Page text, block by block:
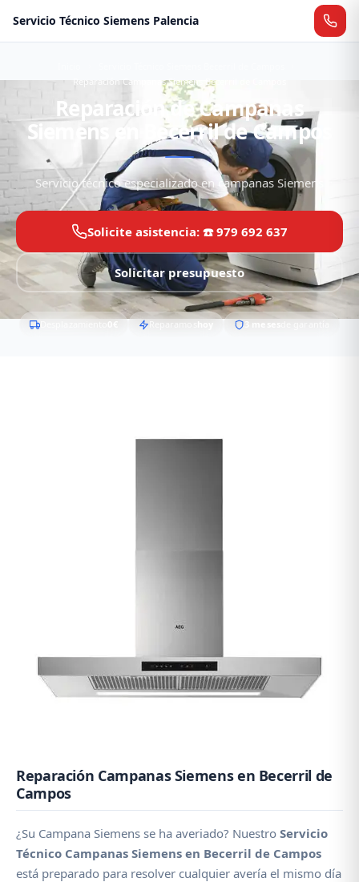
Servicio Técnico Siemens Palencia
Reparación Campanas Siemens Becerril de Campos
Reparación de Campanas
Siemens en Becerril de Campos
Servicio técnico especializado en campanas Siemens
Solicite asistencia: ☎️ 979 692 637
Solicitar presupuesto
Desplazamiento 0€ Reparamos hoy 3 mesesde garantía
Reparación Campanas Siemens en Becerril de
Campos
¿Su Campana Siemens se ha averiado? Nuestro Servicio
Técnico Campanas Siemens en Becerril de Campos
está preparado para resolver cualquier avería el mismo día